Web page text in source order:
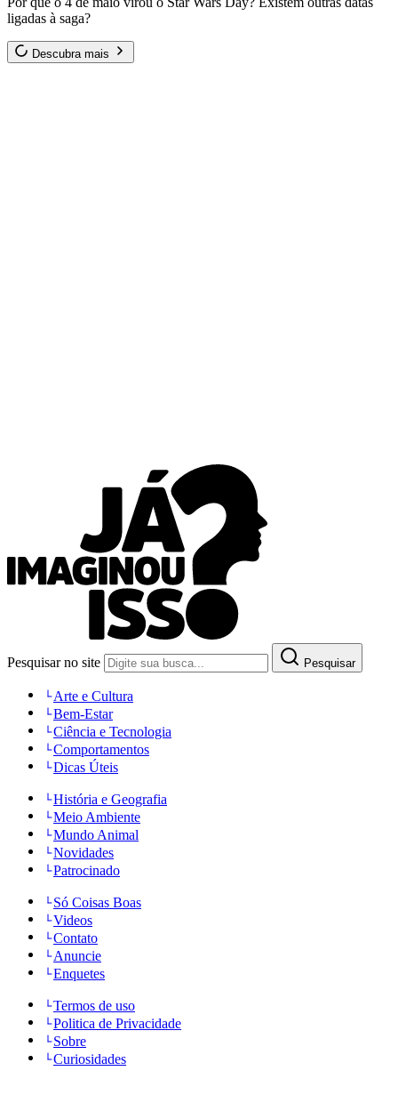
ligadas à saga?
Descubra mais
Pesquisar no site Pesquisar
Arte e Cultura
Bem-Estar
Ciência e Tecnologia
Comportamentos
Dicas Úteis
História e Geografia
Meio Ambiente
Mundo Animal
Novidades
Patrocinado
Só Coisas Boas
Videos
Contato
Anuncie
Enquetes
Termos de uso
Politica de Privacidade
Sobre
Curiosidades